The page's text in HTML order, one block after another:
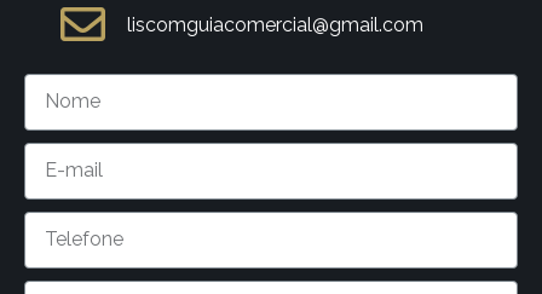
liscomguiacomercial@gmail.com